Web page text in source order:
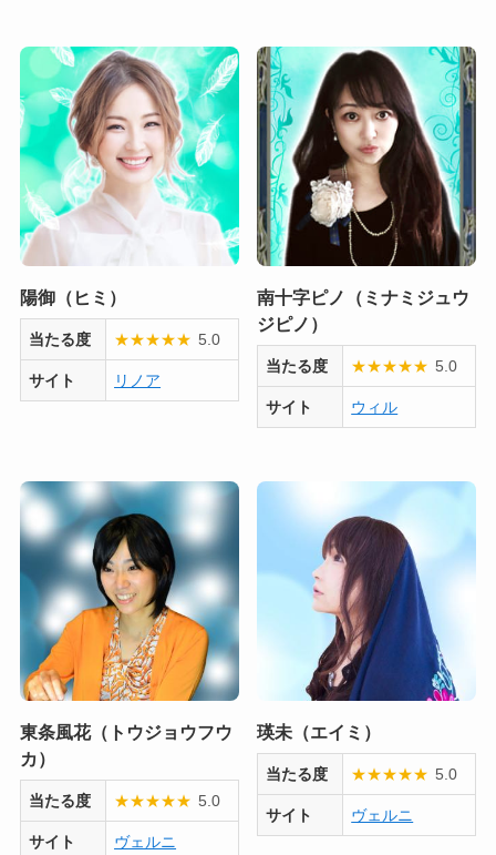
陽御（ヒミ）
当たる度 ★★★★★ 5.0
サイト リノア
南十字ピノ（ミナミジュウ
ジピノ）
当たる度 ★★★★★ 5.0
サイト ウィル
東条風花（トウジョウフウ
カ）
当たる度 ★★★★★ 5.0
サイト ヴェルニ
瑛未（エイミ）
当たる度 ★★★★★ 5.0
サイト ヴェルニ